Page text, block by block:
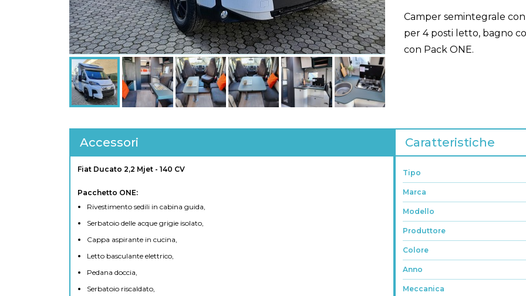
Camper semintegrale
per 4 posti letto, bagno
con Pack ONE.
Accessori
Fiat Ducato 2,2 Mjet - 140 CV
Pacchetto ONE:
Rivestimento sedili in cabina guida,
Serbatoio delle acque grigie isolato,
Cappa aspirante in cucina,
Letto basculante elettrico,
Pedana doccia,
Serbatoio riscaldato,
Caratteristiche
Tipo
Marca
Modello
Produttore
Colore
Anno
Meccanica